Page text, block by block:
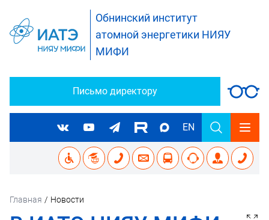
Обнинский институт
атомной энергетики НИЯУ
МИФИ
Письмо директору
EN
Главная / Новости